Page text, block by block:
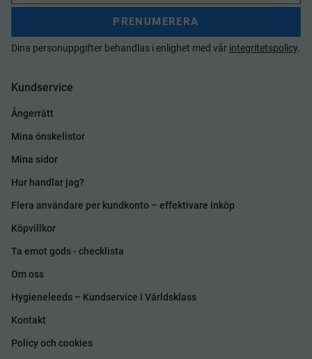
PRENUMERERA
Dina personuppgifter behandlas i enlighet med vår integritetspolicy.
Kundservice
Ångerrätt
Mina önskelistor
Mina sidor
Hur handlar jag?
Flera användare per kundkonto – effektivare inköp
Köpvillkor
Ta emot gods - checklista
Om oss
Hygieneleeds – Kundservice i Världsklass
Kontakt
Policy och cookies